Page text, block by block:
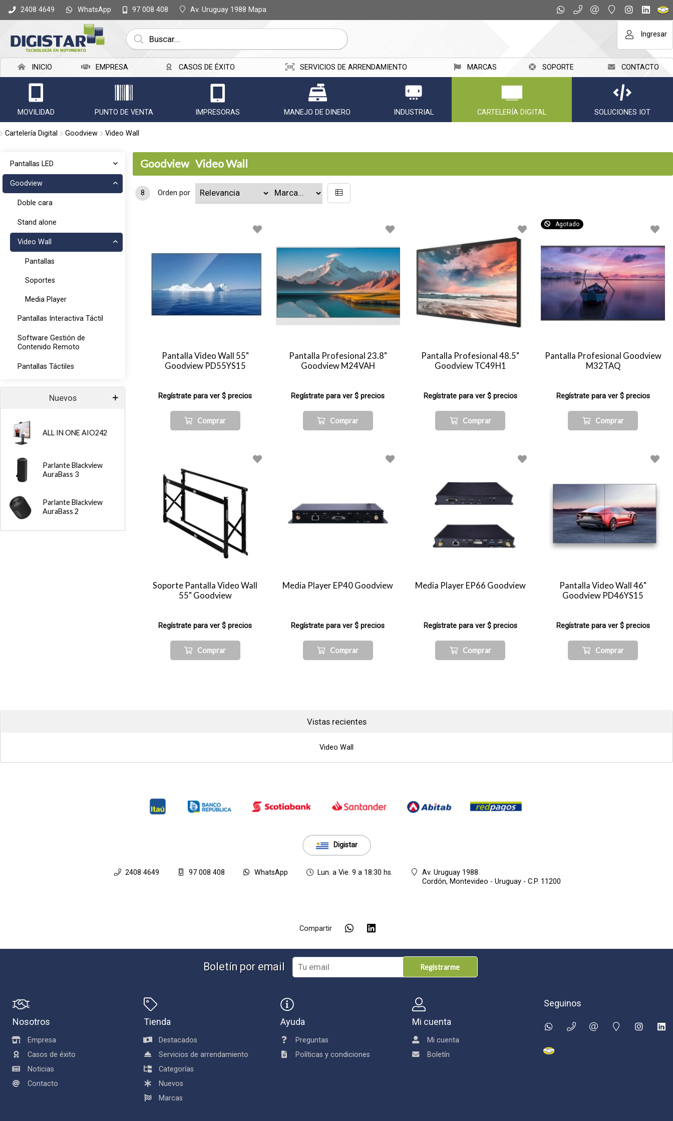
2408 4649 WhatsApp 97 008 408 Av. Uruguay 1988 Mapa
Ingresar
INICIO EMPRESA CASOS DE ÉXITO SERVICIOS DE ARRENDAMIENTO MARCAS SOPORTE CONTACTO
MOVILIDAD PUNTO DE VENTA IMPRESORAS MANEJO DE DINERO INDUSTRIAL CARTELERÍA DIGITAL SOLUCIONES IOT
Cartelería Digital Goodview Video Wall
Pantallas LED
Goodview
Doble cara
Stand alone
Video Wall
Pantallas
Soportes
Media Player
Pantallas Interactiva Táctil
Software Gestión de
Contenido Remoto
Pantallas Táctiles
Nuevos
ALL IN ONE AIO242
Parlante Blackview
AuraBass 3
Parlante Blackview
AuraBass 2
Goodview Video Wall
8 Orden por
Pantalla Video Wall 55"
Goodview PD55YS15
Regístrate para ver $ precios
Comprar
Pantalla Profesional 23.8"
Goodview M24VAH
Regístrate para ver $ precios
Comprar
Pantalla Profesional 48.5"
Goodview TC49H1
Regístrate para ver $ precios
Comprar
Agotado
Pantalla Profesional Goodview
M32TAQ
Regístrate para ver $ precios
Comprar
Soporte Pantalla Video Wall
55" Goodview
Regístrate para ver $ precios
Comprar
Media Player EP40 Goodview
Regístrate para ver $ precios
Comprar
Media Player EP66 Goodview
Regístrate para ver $ precios
Comprar
Pantalla Video Wall 46"
Goodview PD46YS15
Regístrate para ver $ precios
Comprar
Vistas recientes
Video Wall
Digistar
2408 4649 97 008 408 WhatsApp Lun. a Vie. 9 a 18:30 hs.
Av. Uruguay 1988
Cordón, Montevideo - Uruguay - C.P. 11200
Compartir
Boletín por email Registrarme
Nosotros
Empresa
Casos de éxito
Noticias
Contacto
Tienda
Destacados
Servicios de arrendamiento
Categorías
Nuevos
Marcas
Ayuda
Preguntas
Políticas y condiciones
Mi cuenta
Mi cuenta
Boletín
Seguinos